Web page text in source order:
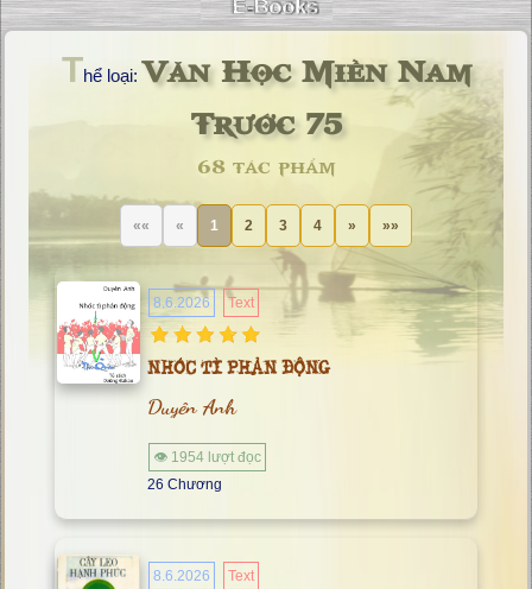
Thể loại: Văn Học Miền Nam
Trước 75
68 tác phẩm
«« « 1 2 3 4 » »»
8.6.2026 Text
NHÓC TÌ PHẢN ĐỘNG
Duyên Anh
👁 1954 lượt đọc
26 Chương
8.6.2026 Text